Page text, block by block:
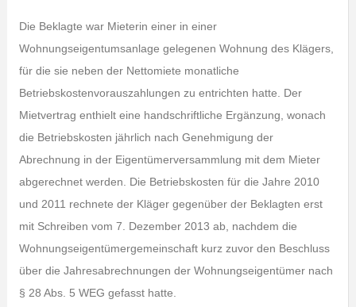
Die Beklagte war Mieterin einer in einer
Wohnungseigentumsanlage gelegenen Wohnung des Klägers,
für die sie neben der Nettomiete monatliche
Betriebskostenvorauszahlungen zu entrichten hatte. Der
Mietvertrag enthielt eine handschriftliche Ergänzung, wonach
die Betriebskosten jährlich nach Genehmigung der
Abrechnung in der Eigentümerversammlung mit dem Mieter
abgerechnet werden. Die Betriebskosten für die Jahre 2010
und 2011 rechnete der Kläger gegenüber der Beklagten erst
mit Schreiben vom 7. Dezember 2013 ab, nachdem die
Wohnungseigentümergemeinschaft kurz zuvor den Beschluss
über die Jahresabrechnungen der Wohnungseigentümer nach
§ 28 Abs. 5 WEG gefasst hatte.